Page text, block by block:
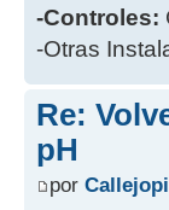
-Controles:
-Otras
Re:
pH
por